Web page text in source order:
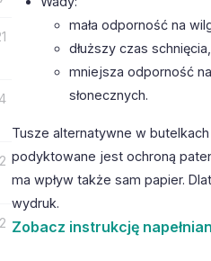
mała odporność na
dłuższy czas
mniejsza odporność
słonecznych.
Tusze alternatywne w
podyktowane jest ochroną
ma wpływ także sam papier.
wydruk.
Zobacz instrukcję